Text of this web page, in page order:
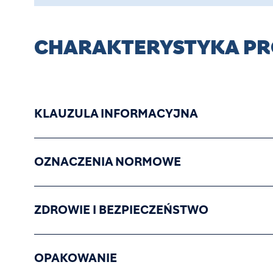
CHARAKTERYSTYKA
KLAUZULA INFORMACYJNA
OZNACZENIA NORMOWE
ZDROWIE I BEZPIECZEŃSTWO
OPAKOWANIE